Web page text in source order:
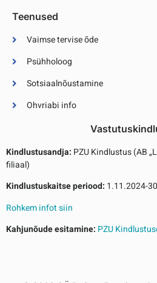
Teenused
Vaimse tervise õde
Psühholoog
Sotsiaalnõustamine
Ohvriabi info
Kindlustusandja: PZU Kindlustus (AB
filiaal)
Kindlustuskaitse periood: 1.11.2024-
Rohkem infot siin
Kahjunõude esitamine: PZU